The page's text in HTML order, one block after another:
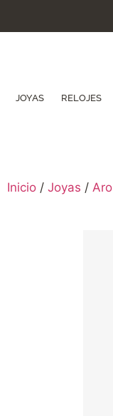
JOYAS RELOJES
Inicio / Joyas /